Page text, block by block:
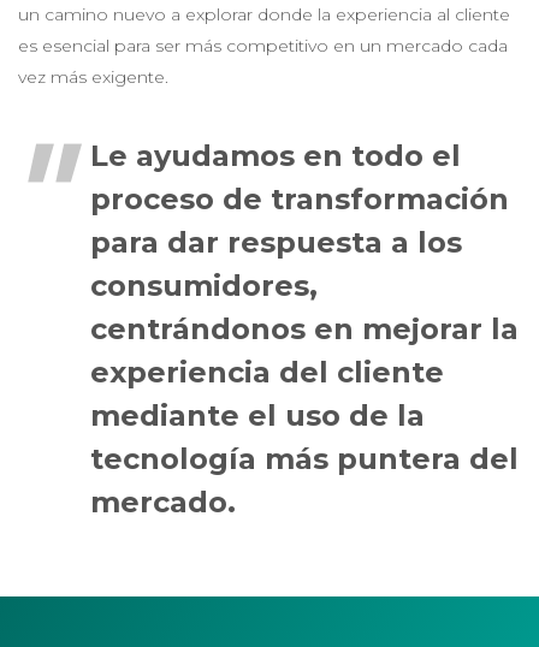
un camino nuevo a explorar donde la experiencia al cliente
es esencial para ser más competitivo en un mercado cada
vez más exigente.
Le ayudamos en todo el
proceso de transformación
para dar respuesta a los
consumidores,
centrándonos en mejorar la
experiencia del cliente
mediante el uso de la
tecnología más puntera del
mercado.